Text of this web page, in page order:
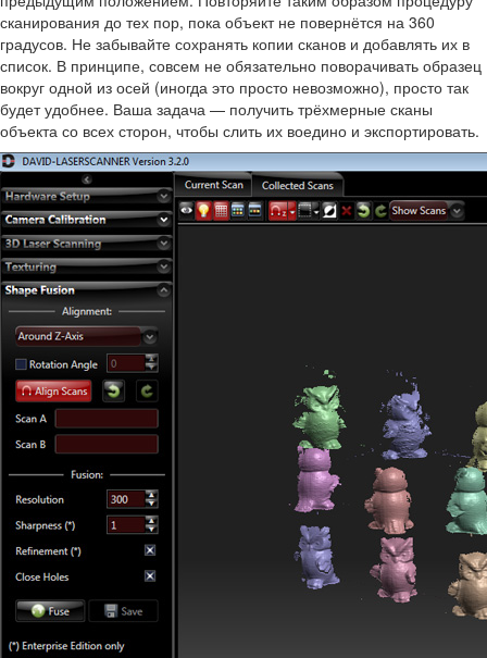
сканирования до тех пор, пока объект не повернётся на 360
градусов. Не забывайте сохранять копии сканов и добавлять их в
список. В принципе, совсем не обязательно поворачивать образец
вокруг одной из осей (иногда это просто невозможно), просто так
будет удобнее. Ваша задача — получить трёхмерные сканы
объекта со всех сторон, чтобы слить их воедино и экспортировать.